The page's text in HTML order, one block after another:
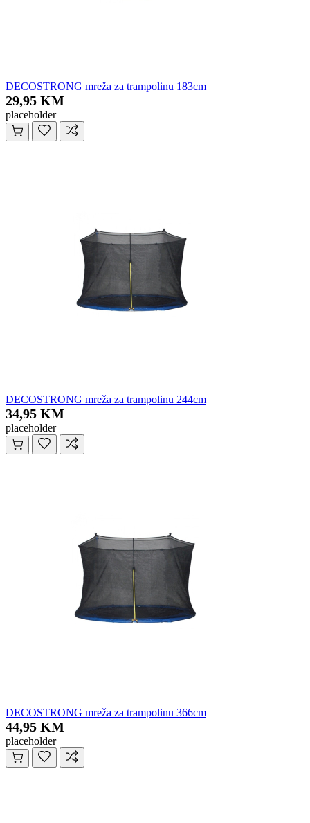
DECOSTRONG mreža za trampolinu 183cm
29,95 KM
placeholder
DECOSTRONG mreža za trampolinu 244cm
34,95 KM
placeholder
DECOSTRONG mreža za trampolinu 366cm
44,95 KM
placeholder